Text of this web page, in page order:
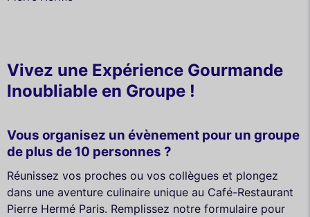
Vivez une Expérience Gourmande
Inoubliable en Groupe !
Vous organisez un évènement pour un groupe
de plus de 10 personnes ?
Réunissez vos proches ou vos collègues et plongez
dans une aventure culinaire unique au Café-Restaurant
Pierre Hermé Paris. Remplissez notre formulaire pour